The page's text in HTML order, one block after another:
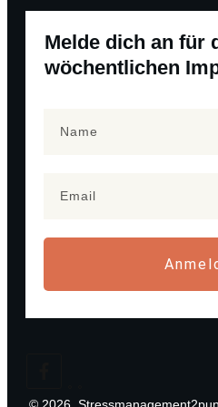
Melde dich an für
wöchentlichen